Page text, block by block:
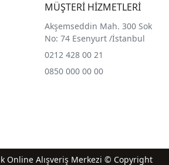
MÜŞTERİ HİZMETLERİ
Akşemseddin Mah. 300 Sok
No: 74 Esenyurt /İstanbul
0212 428 00 21
0850 000 00 00
Online Alışveriş Merkezi © Copyright